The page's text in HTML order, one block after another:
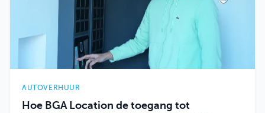
AUTOVERHUUR
Hoe BGA Location de toegang tot